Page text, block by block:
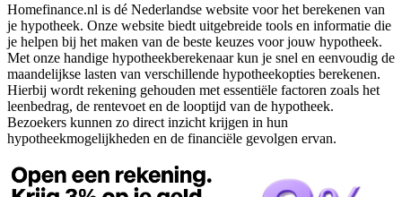
Homefinance.nl is dé Nederlandse website voor het berekenen van
je hypotheek. Onze website biedt uitgebreide tools en informatie die
je helpen bij het maken van de beste keuzes voor jouw hypotheek.
Met onze handige hypotheekberekenaar kun je snel en eenvoudig de
maandelijkse lasten van verschillende hypotheekopties berekenen.
Hierbij wordt rekening gehouden met essentiële factoren zoals het
leenbedrag, de rentevoet en de looptijd van de hypotheek.
Bezoekers kunnen zo direct inzicht krijgen in hun
hypotheekmogelijkheden en de financiële gevolgen ervan.